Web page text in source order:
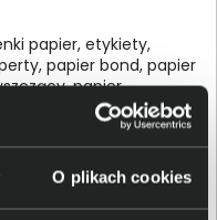
O plikach cookies
papier, etykiety,
papier bond, papier
papier
papier
(210 x 297 mm), A5 (148
mm), A6 (105 x 148